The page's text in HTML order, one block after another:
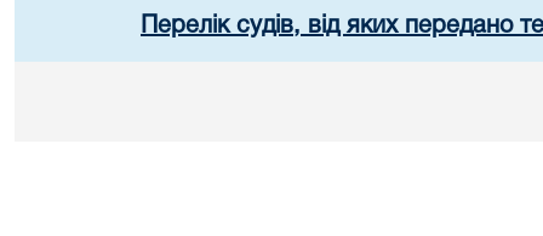
Перелік судів, від яких передано